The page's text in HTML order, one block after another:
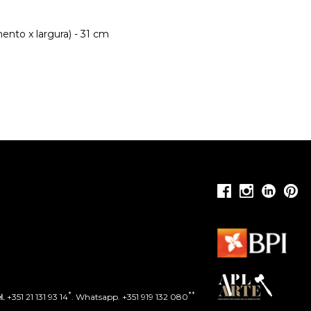
x largura) - 31 cm
+351 21 131 93 14*. Whatsapp. +351 919 132 080**